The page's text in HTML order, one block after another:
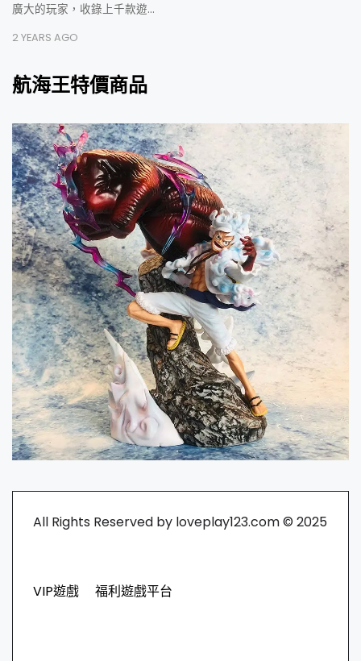
廣大的玩家，收錄上千款遊…
2 YEARS AGO
航海王特價商品
All Rights Reserved by loveplay123.com © 2025
VIP遊戲 福利遊戲平台